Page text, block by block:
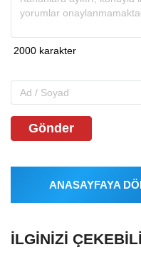
Gönder
ANASAYFAYA
İLGINIZI